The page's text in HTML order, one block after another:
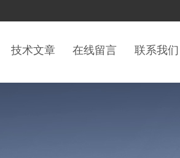
技术文章 在线留言 联系我们